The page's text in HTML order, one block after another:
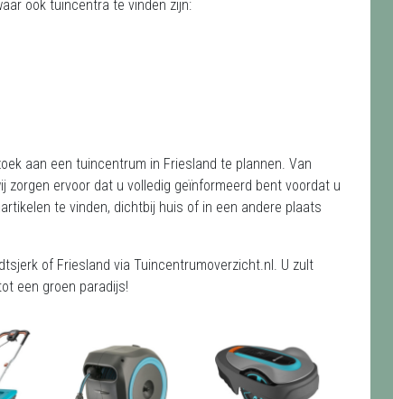
ook tuincentra te vinden zijn:
aan een tuincentrum in Friesland te plannen. Van
ervoor dat u volledig geïnformeerd bent voordat u
te vinden, dichtbij huis of in een andere plaats
of Friesland via Tuincentrumoverzicht.nl. U zult
een groen paradijs!